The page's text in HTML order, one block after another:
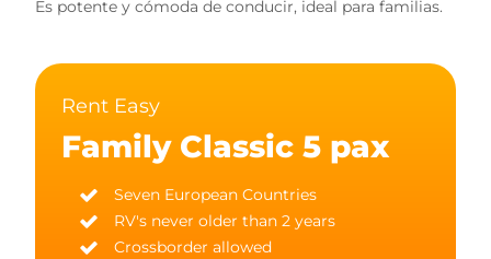
Es potente y cómoda de conducir, ideal para familias.
Rent Easy
Family Classic 5 pax
Seven European Countries
RV's never older than 2 years
Crossborder allowed